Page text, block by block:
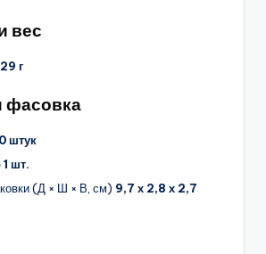
вес
29 г
фасовка
штук
1 шт.
(Д × Ш × В, см) 9,7 х 2,8 х 2,7